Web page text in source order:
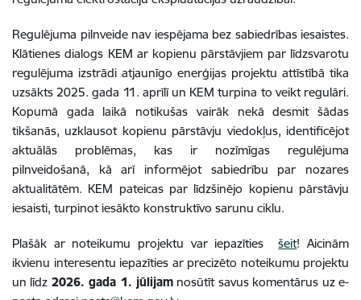
Regulējuma pilnveide nav iespējama bez sabiedrības iesaistes.
Klātienes dialogs KEM ar kopienu pārstāvjiem par līdzsvarotu
regulējuma izstrādi atjaunīgo enerģijas projektu attīstībā tika
uzsākts 2025. gada 11. aprīlī un KEM turpina to veikt regulāri.
Kopumā gada laikā notikušas vairāk nekā desmit šādas
tikšanās, uzklausot kopienu pārstāvju viedokļus, identificējot
aktuālās problēmas, kas ir nozīmīgas regulējuma
pilnveidošanā, kā arī informējot sabiedrību par nozares
aktualitātēm. KEM pateicas par līdzšinējo kopienu pārstāvju
iesaisti, turpinot iesākto konstruktīvo sarunu ciklu.
Plašāk ar noteikumu projektu var iepazīties šeit! Aicinām
ikvienu interesentu iepazīties ar precizēto noteikumu projektu
un līdz 2026. gada 1. jūlijam nosūtīt savus komentārus uz e-